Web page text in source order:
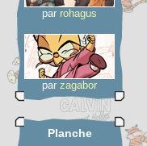
par rohagus
par zagabor
Planche